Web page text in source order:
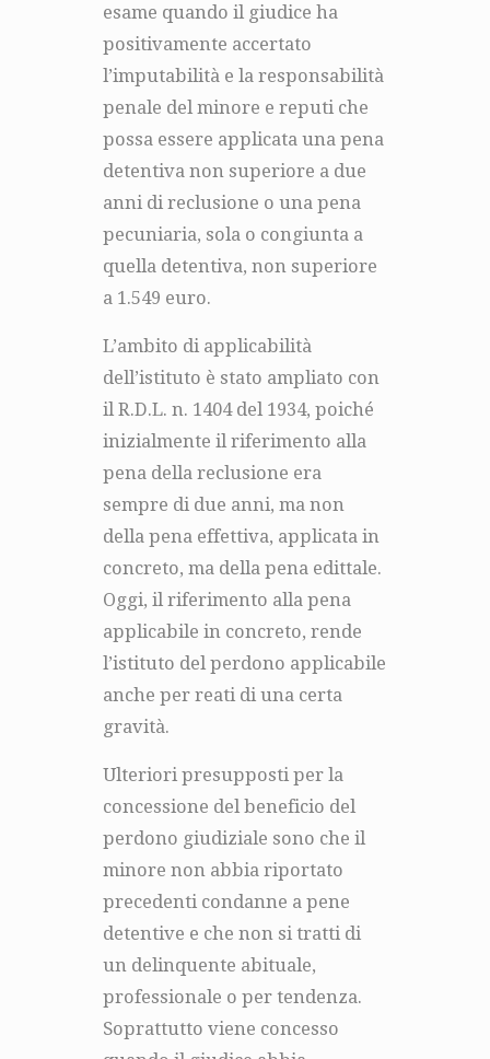
esame quando il giudice ha
positivamente accertato
l’imputabilità e la responsabilità
penale del minore e reputi che
possa essere applicata una pena
detentiva non superiore a due
anni di reclusione o una pena
pecuniaria, sola o congiunta a
quella detentiva, non superiore
a 1.549 euro.
L’ambito di applicabilità
dell’istituto è stato ampliato con
il R.D.L. n. 1404 del 1934, poiché
inizialmente il riferimento alla
pena della reclusione era
sempre di due anni, ma non
della pena effettiva, applicata in
concreto, ma della pena edittale.
Oggi, il riferimento alla pena
applicabile in concreto, rende
l’istituto del perdono applicabile
anche per reati di una certa
gravità.
Ulteriori presupposti per la
concessione del beneficio del
perdono giudiziale sono che il
minore non abbia riportato
precedenti condanne a pene
detentive e che non si tratti di
un delinquente abituale,
professionale o per tendenza.
Soprattutto viene concesso